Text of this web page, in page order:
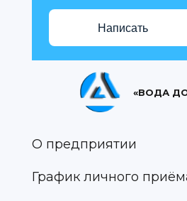
Написать
«ВОДА
О предприятии
График личного